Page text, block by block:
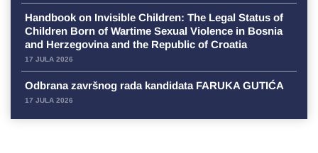
Handbook on Invisible Children: The Legal Status of
Children Born of Wartime Sexual Violence in Bosnia
and Herzegovina and the Republic of Croatia
17 JULA 2026
Odbrana završnog rada kandidata FARUKA GUTIĆA
17 JULA 2026